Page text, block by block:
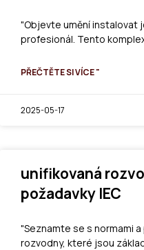
"Objevte umění instalovat
profesionál. Tento
PŘEČTĚTE SI VÍCE "
2025-05-17
unifikovaná
požadavky IEC
"Seznamte se s normami a
rozvodny, které jsou